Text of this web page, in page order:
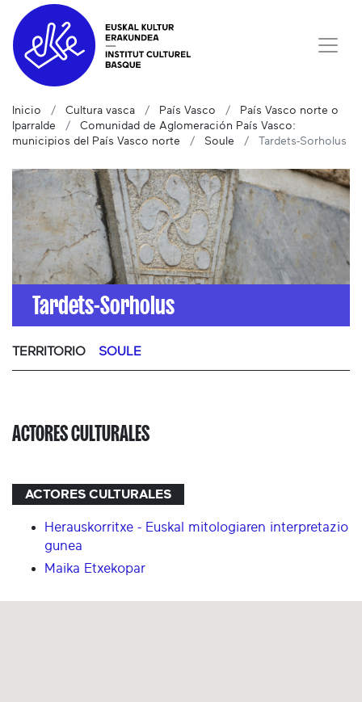
Inicio Cultura vasca País Vasco
País Vasco norte o
Iparralde
Comunidad de Aglomeración País Vasco:
municipios del País Vasco norte
Soule Tardets-Sorholus
Tardets-Sorholus
TERRITORIO SOULE
ACTORES CULTURALES
ACTORES CULTURALES
Herauskorritxe - Euskal mitologiaren interpretazio
gunea
Maika Etxekopar